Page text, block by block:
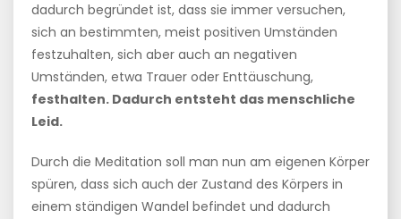
dadurch begründet ist, dass sie immer versuchen,
sich an bestimmten, meist positiven Umständen
festzuhalten, sich aber auch an negativen
Umständen, etwa Trauer oder Enttäuschung,
festhalten. Dadurch entsteht das menschliche
Leid.
Durch die Meditation soll man nun am eigenen Körper
spüren, dass sich auch der Zustand des Körpers in
einem ständigen Wandel befindet und dadurch